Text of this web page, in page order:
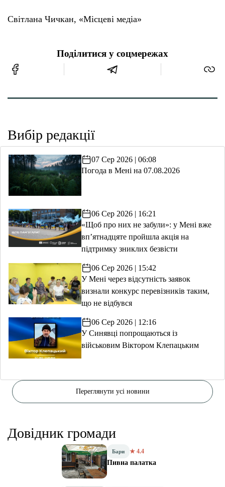
Світлана Чичкан, «Місцеві медіа»
Поділитися у соцмережах
Вибір редакції
07 Сер 2026 | 06:08
Погода в Мені на 07.08.2026
06 Сер 2026 | 16:21
«Щоб про них не забули»: у Мені вже
вп’ятнадцяте пройшла акція на
підтримку зниклих безвісти
06 Сер 2026 | 15:42
У Мені через відсутність заявок
визнали конкурс перевізників таким,
що не відбувся
06 Сер 2026 | 12:16
У Синявці попрощаються із
військовим Віктором Клепацьким
Переглянути усі новини
Довідник громади
Бари ★ 4.4
Пивна палатка